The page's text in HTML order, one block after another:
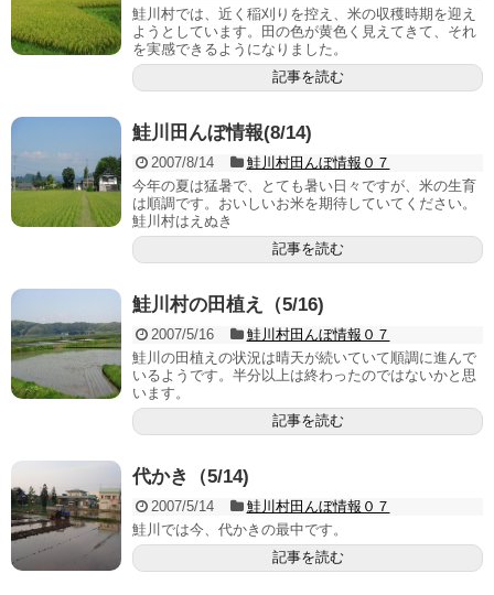
鮭川村では、近く稲刈りを控え、米の収穫時期を迎え
ようとしています。田の色が黄色く見えてきて、それ
を実感できるようになりました。
記事を読む
鮭川田んぼ情報(8/14)
2007/8/14
鮭川村田んぼ情報０７
今年の夏は猛暑で、とても暑い日々ですが、米の生育
は順調です。おいしいお米を期待していてください。
鮭川村はえぬき
記事を読む
鮭川村の田植え（5/16)
2007/5/16
鮭川村田んぼ情報０７
鮭川の田植えの状況は晴天が続いていて順調に進んで
いるようです。半分以上は終わったのではないかと思
います。
記事を読む
代かき（5/14)
2007/5/14
鮭川村田んぼ情報０７
鮭川では今、代かきの最中です。
記事を読む